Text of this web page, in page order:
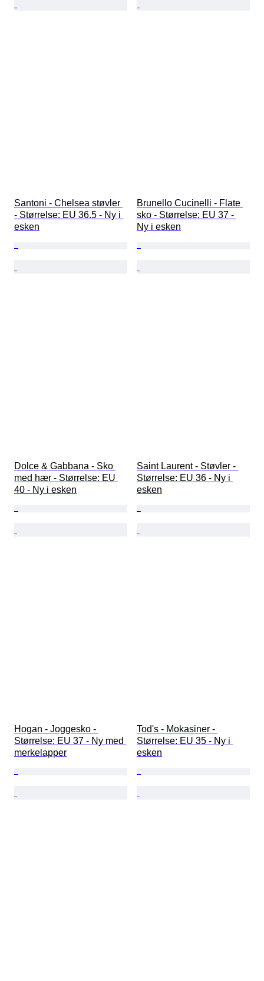
Santoni - Chelsea støvler
- Størrelse: EU 36.5 - Ny i
esken
Brunello Cucinelli - Flate
sko - Størrelse: EU 37 -
Ny i esken
Dolce & Gabbana - Sko
med hær - Størrelse: EU
40 - Ny i esken
Saint Laurent - Støvler -
Størrelse: EU 36 - Ny i
esken
Hogan - Joggesko -
Størrelse: EU 37 - Ny med
merkelapper
Tod's - Mokasiner -
Størrelse: EU 35 - Ny i
esken